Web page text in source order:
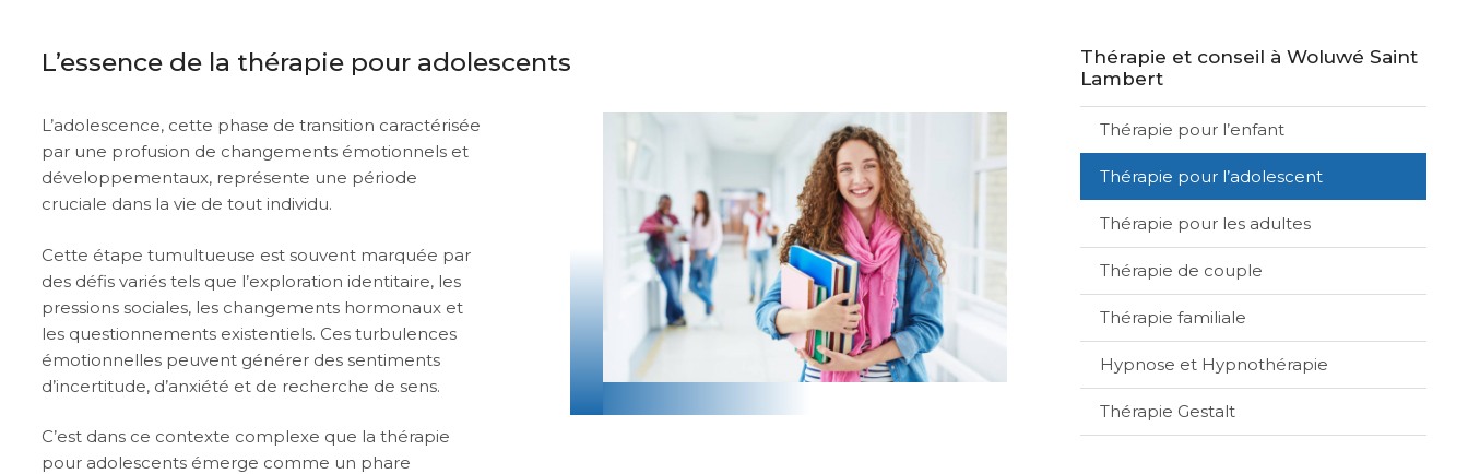
L’essence de la thérapie pour adolescents
L’adolescence, cette phase de transition caractérisée
par une profusion de changements émotionnels et
développementaux, représente une période
cruciale dans la vie de tout individu.
Cette étape tumultueuse est souvent marquée par
des défis variés tels que l’exploration identitaire, les
pressions sociales, les changements hormonaux et
les questionnements existentiels. Ces turbulences
émotionnelles peuvent générer des sentiments
d’incertitude, d’anxiété et de recherche de sens.
C’est dans ce contexte complexe que la thérapie
pour adolescents émerge comme un phare
Thérapie et conseil à Woluwé Saint
Lambert
Thérapie pour l’enfant
Thérapie pour l’adolescent
Thérapie pour les adultes
Thérapie de couple
Thérapie familiale
Hypnose et Hypnothérapie
Thérapie Gestalt